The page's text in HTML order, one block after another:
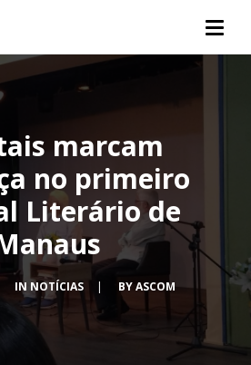
marcam
no primeiro
Literário de
IN NOTÍCIAS | BYASCOM